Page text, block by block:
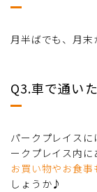
月半ばでも、月末
Q3.車で通い
パークプレイス
ークプレイス内
お買い物やお食事
しょうか♪